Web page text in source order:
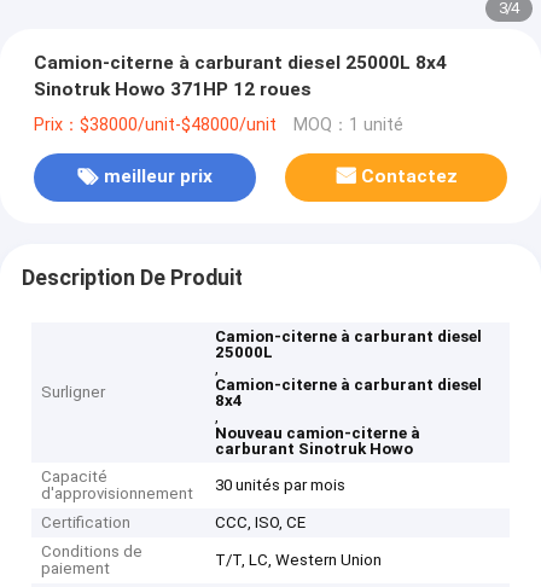
3/4
Camion-citerne à carburant diesel 25000L 8x4
Sinotruk Howo 371HP 12 roues
Prix：$38000/unit-$48000/unit MOQ：1 unité
meilleur prix Contactez
Description De Produit
Surligner
Camion-citerne à carburant diesel
25000L
,
Camion-citerne à carburant diesel
8x4
,
Nouveau camion-citerne à
carburant Sinotruk Howo
Capacité
d'approvisionnement
30 unités par mois
Certification
CCC, ISO, CE
Conditions de
paiement
T/T, LC, Western Union